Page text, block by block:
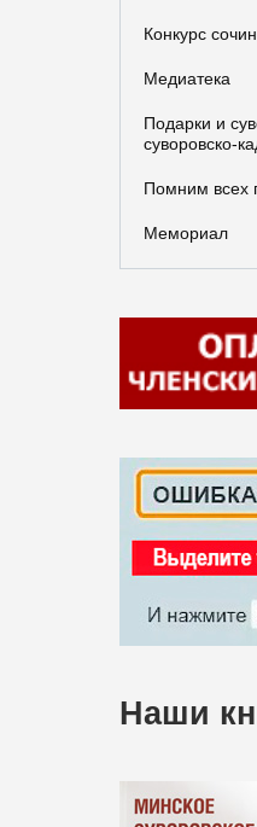
Конкурс
Медиатека
Подарки и
суворовско-
Помним всех
Мемориал
Наши